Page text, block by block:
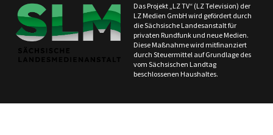
Das Projekt „LZ TV“ (LZ Television) der
LZ Medien GmbH wird gefördert durch
die Sächsische Landesanstalt für
privaten Rundfunk und neue Medien.
Diese Maßnahme wird mitfinanziert
durch Steuermittel auf Grundlage des
vom Sächsischen Landtag
beschlossenen Haushaltes.